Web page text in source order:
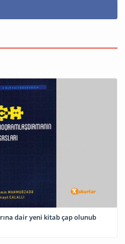
dair yeni kitab çap olunub